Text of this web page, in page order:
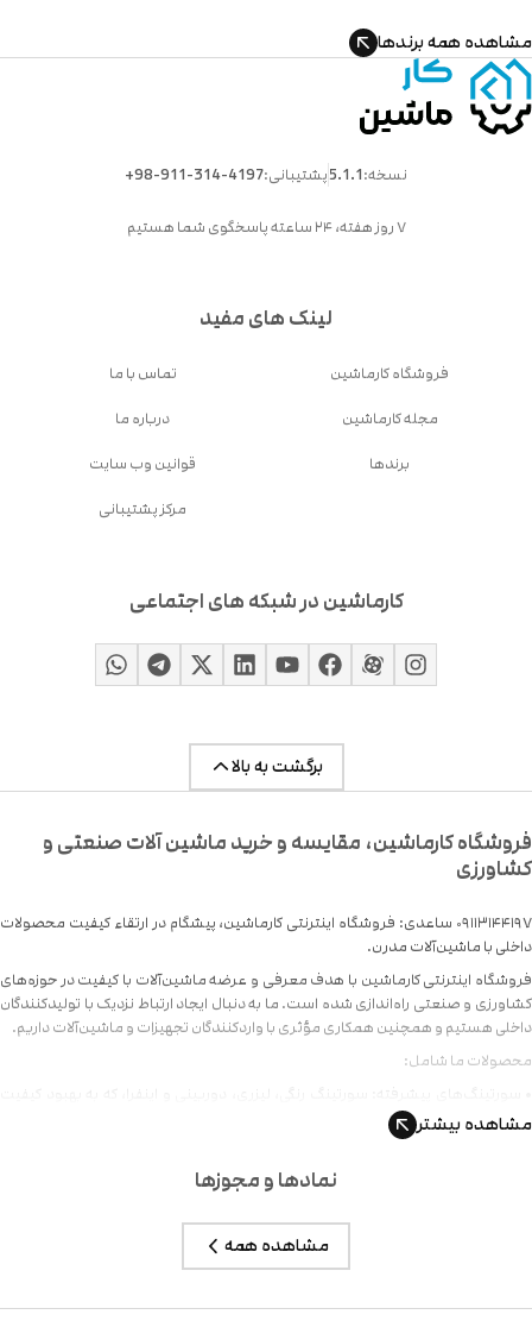
همه برندها
نسخه:5.1.1پشتیبانی:+98-911-314-4197
۷ روز هفته، ۲۴ ساعته پاسخگوی شما هستیم
لینک های مفید
فروشگاه کارماشین
مجله کارماشین
برندها
تماس با ما
درباره ما
قوانین وب سایت
مرکز پشتیبانی
کارماشین در شبکه های اجتماعی
برگشت به بالا
کارماشین، مقایسه و خرید ماشین آلات صنعتی و
۰۹۱۱۳۱۴۴۱۹۷ ساعدی: فروشگاه اینترنتی کارماشین، پیشگام در ارتقاء کیفیت محصولات
با ماشین‌آلات مدرن.
اینترنتی کارماشین با هدف معرفی و عرضه ماشین‌آلات با کیفیت در حوزه‌های
و صنعتی راه‌اندازی شده است. ما به دنبال ایجاد ارتباط نزدیک با تولیدکنندگان
هستیم و همچنین همکاری مؤثری با واردکنندگان تجهیزات و ماشین‌آلات داریم.
ما شامل:
پیشرفته: سورتینگ رنگی، لیزری، دوربینی و اینفرا، که به بهبود کیفیت
کشاورزی، صنعتی و معدنی کمک می‌کند.
ما این است که با ارائه این ماشین‌آلات، سهمی هرچند کوچک در ارتقاء کیفیت
هر محصول تولیدی داخلی با برند کشور عزیزمان، در سطح جهانی شناخته شده و
بیشتر
نمادها و مجوزها
مشاهده همه